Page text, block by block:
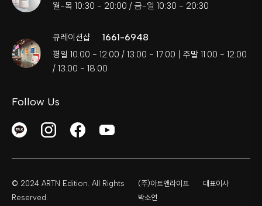
월-목 10:30 - 20:00 / 금-일 10:30 - 20:30
큐레이션샵 1661-6948
평일 10:00 - 12:00 / 13:00 - 17:00 | 주말 11:00 - 12:00
/ 13:00 - 18:00
Follow Us
© 2024 ARTN Edition. All Rights
Reserved.
(주)아트앤라이프
대표이사
박소연